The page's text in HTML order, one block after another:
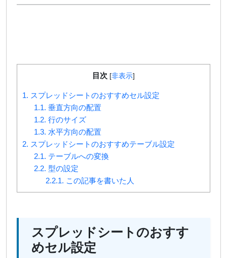
目次 [非表示]
1. スプレッドシートのおすすめセル設定
1.1. 垂直方向の配置
1.2. 行のサイズ
1.3. 水平方向の配置
2. スプレッドシートのおすすめテーブル設定
2.1. テーブルへの変換
2.2. 型の設定
2.2.1. この記事を書いた人
スプレッドシートのおすす
めセル設定